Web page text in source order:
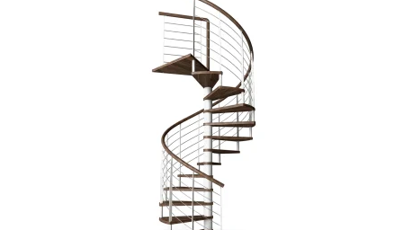
opzioni
possono
essere
scelte
nella
pagina